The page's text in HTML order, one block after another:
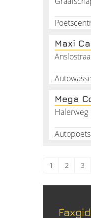
Maxi
Mega
Halerweg
1 2 3